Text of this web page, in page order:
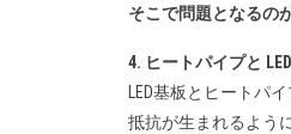
そこで問題となるの
4. ヒートパイプと
LED基板とヒートパ
抵抗が生まれるよう